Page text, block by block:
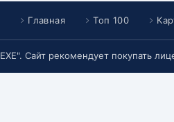
Главная Топ 100
Сайт рекомендует покупать